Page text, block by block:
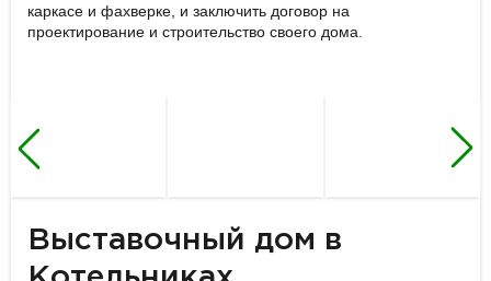
каркасе и фахверке, и заключить договор на
проектирование и строительство своего дома.
Выставочный дом в